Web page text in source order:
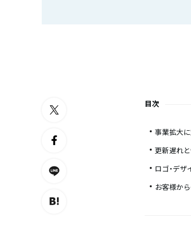
目次
事業拡大
更新遅れ
ロゴ・デ
お客様か